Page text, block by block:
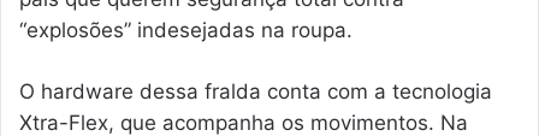
“explosões” indesejadas na roupa.
O hardware dessa fralda conta com a tecnologia
Xtra-Flex, que acompanha os movimentos. Na